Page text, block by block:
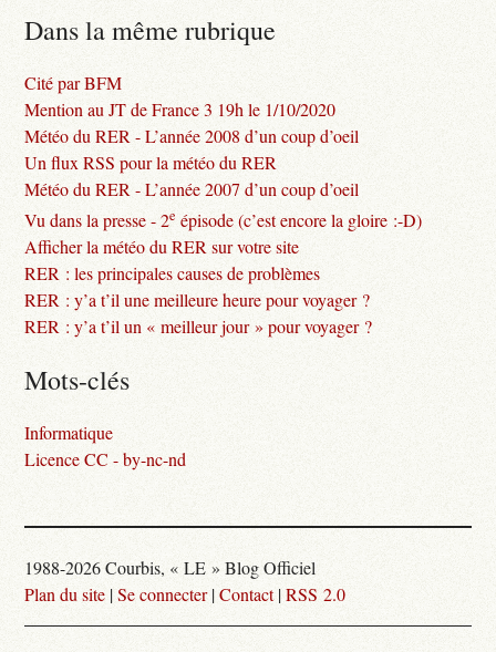
Dans la même rubrique
Cité par BFM
Mention au JT de France 3 19h le 1/10/2020
Météo du RER - L’année 2008 d’un coup d’oeil
Un flux RSS pour la météo du RER
Météo du RER - L’année 2007 d’un coup d’oeil
Vu dans la presse - 2e épisode (c’est encore la gloire :-D)
Afficher la météo du RER sur votre site
RER : les principales causes de problèmes
RER : y’a t’il une meilleure heure pour voyager ?
RER : y’a t’il un « meilleur jour » pour voyager ?
Mots-clés
Informatique
Licence CC - by-nc-nd
1988-2026 Courbis, « LE » Blog Officiel
Plan du site |Se connecter|Contact|RSS 2.0